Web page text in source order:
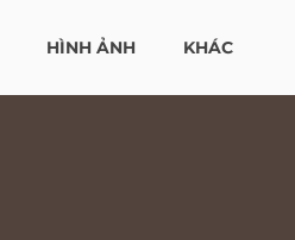
HÌNH ẢNH KHÁC